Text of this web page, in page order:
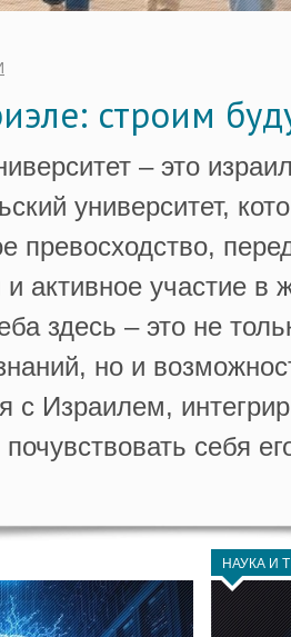
строим
– это
университет,
превосходство,
активное участие в
здесь – это не
но и
с Израилем,
себя
НАУКА И